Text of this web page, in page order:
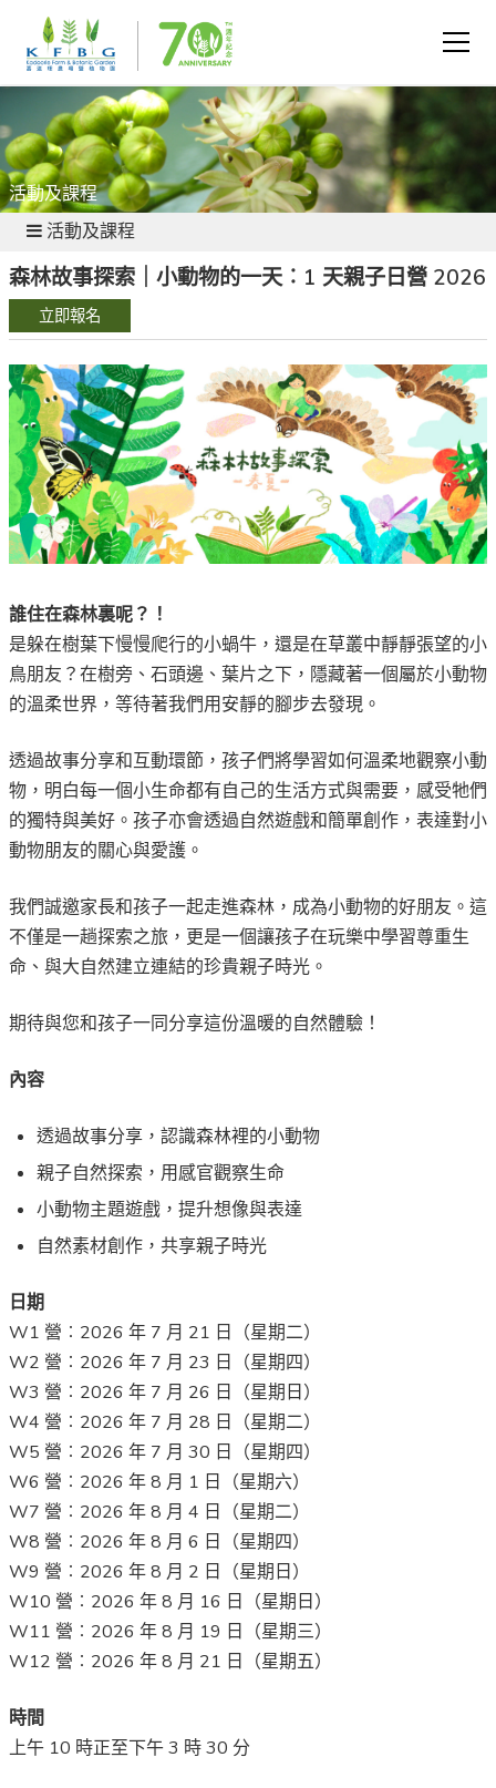
活動及課程
活動及課程
森林故事探索｜小動物的一天︰1 天親子日營 2026
立即報名
誰住在森林裏呢？！
是躲在樹葉下慢慢爬行的小蝸牛，還是在草叢中靜靜張望的小
鳥朋友？在樹旁、石頭邊、葉片之下，隱藏著一個屬於小動物
的溫柔世界，等待著我們用安靜的腳步去發現。
透過故事分享和互動環節，孩子們將學習如何溫柔地觀察小動
物，明白每一個小生命都有自己的生活方式與需要，感受牠們
的獨特與美好。孩子亦會透過自然遊戲和簡單創作，表達對小
動物朋友的關心與愛護。
我們誠邀家長和孩子一起走進森林，成為小動物的好朋友。這
不僅是一趟探索之旅，更是一個讓孩子在玩樂中學習尊重生
命、與大自然建立連結的珍貴親子時光。
期待與您和孩子一同分享這份溫暖的自然體驗！
內容
透過故事分享，認識森林裡的小動物
親子自然探索，用感官觀察生命
小動物主題遊戲，提升想像與表達
自然素材創作，共享親子時光
日期
W1 營︰2026 年 7 月 21 日（星期二）
W2 營︰2026 年 7 月 23 日（星期四）
W3 營︰2026 年 7 月 26 日（星期日）
W4 營︰2026 年 7 月 28 日（星期二）
W5 營︰2026 年 7 月 30 日（星期四）
W6 營︰2026 年 8 月 1 日（星期六）
W7 營︰2026 年 8 月 4 日（星期二）
W8 營︰2026 年 8 月 6 日（星期四）
W9 營︰2026 年 8 月 2 日（星期日）
W10 營︰2026 年 8 月 16 日（星期日）
W11 營︰2026 年 8 月 19 日（星期三）
W12 營︰2026 年 8 月 21 日（星期五）
時間
上午 10 時正至下午 3 時 30 分